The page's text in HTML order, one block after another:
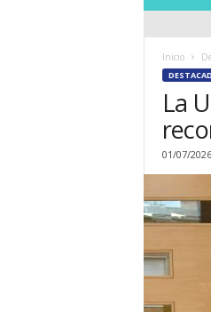
A
R
T
R
R
I
Inicio
La
01/07/2026